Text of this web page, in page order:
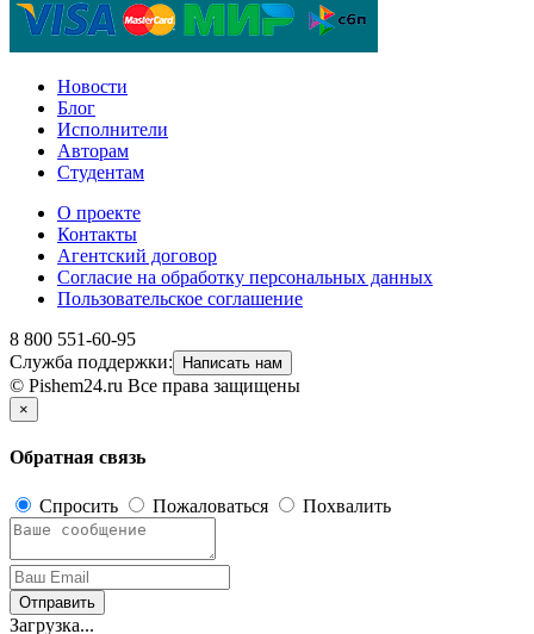
Новости
Блог
Исполнители
Авторам
Студентам
О проекте
Контакты
Агентский договор
Согласие на обработку персональных данных
Пользовательское соглашение
8 800 551-60-95
Служба поддержки:
Написать нам
© Pishem24.ru Все права защищены
×
Обратная связь
Спросить Пожаловаться Похвалить
Отправить
Загрузка...